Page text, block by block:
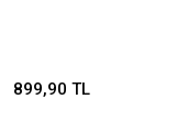
899,90 TL